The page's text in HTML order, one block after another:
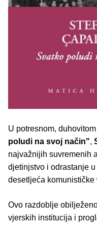
U potresnom,
poludi na svoj način",
najvažnijih suvremenih
djetinjstvo i odrastanje
desetljeća komunističke
Ovo razdoblje
vjerskih institucija i